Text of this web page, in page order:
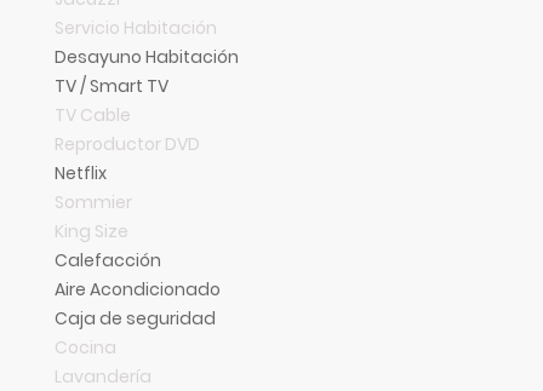
Servicio Habitación
Desayuno Habitación
TV / Smart TV
TV Cable
Reproductor DVD
Netflix
Sommier
King Size
Calefacción
Aire Acondicionado
Caja de seguridad
Cocina
Lavandería